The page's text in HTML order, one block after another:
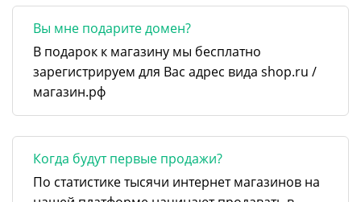
Вы мне подарите домен?
В подарок к магазину мы бесплатно
зарегистрируем для Вас адрес вида shop.ru /
магазин.рф
Когда будут первые продажи?
По статистике тысячи интернет магазинов на